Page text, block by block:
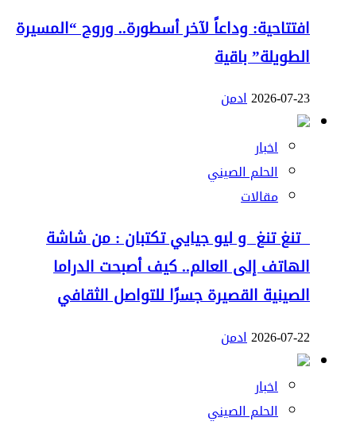
افتتاحية: وداعاً لآخر أسطورة.. وروح “المسيرة
الطويلة” باقية
2026-07-23ادمن
اخبار
الحلم الصيني
مقالات
تنغ تنغ و ليو جيايي تكتبان : من شاشة
الهاتف إلى العالم.. كيف أصبحت الدراما
الصينية القصيرة جسرًا للتواصل الثقافي
2026-07-22ادمن
اخبار
الحلم الصيني